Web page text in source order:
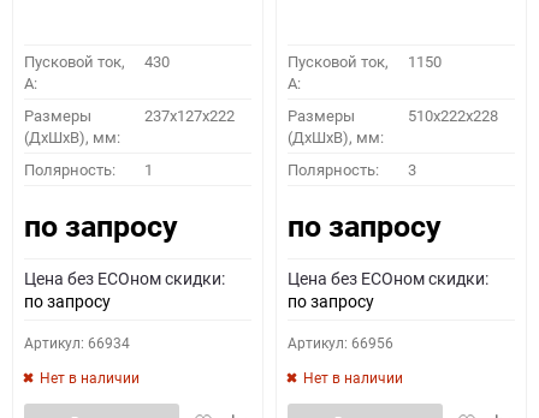
Пусковой ток,
A:
430
Размеры
(ДхШхВ), мм:
237x127x222
Полярность: 1
по запросу
Цена без ECOном скидки:
по запросу
Артикул: 66934
Нет в наличии
Пусковой ток,
A:
1150
Размеры
(ДхШхВ), мм:
510x222x228
Полярность: 3
по запросу
Цена без ECOном скидки:
по запросу
Артикул: 66956
Нет в наличии